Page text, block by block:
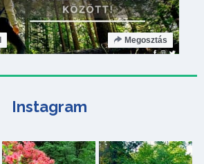
Megosztás
Instagram